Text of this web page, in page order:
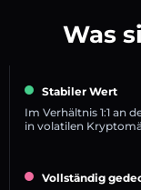
Was
Stabiler Wert
Im Verhältnis 1:1 an
in volatilen
Vollständig